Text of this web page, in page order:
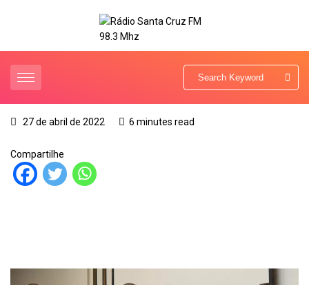
27 de abril de 2022 6 minutes read
Compartilhe